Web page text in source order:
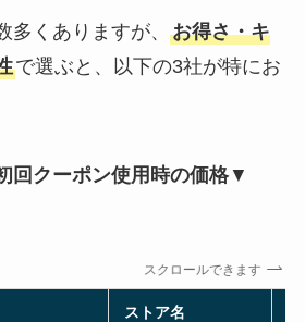
多くありますが、 お得さ・キ
で選ぶと、以下の3社が特にお
回クーポン使用時の価格▼
スクロールできます
ストア名